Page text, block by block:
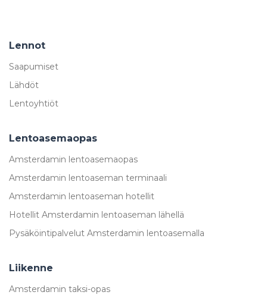
Lennot
Saapumiset
Lähdöt
Lentoyhtiöt
Lentoasemaopas
Amsterdamin lentoasemaopas
Amsterdamin lentoaseman terminaali
Amsterdamin lentoaseman hotellit
Hotellit Amsterdamin lentoaseman lähellä
Pysäköintipalvelut Amsterdamin lentoasemalla
Liikenne
Amsterdamin taksi-opas